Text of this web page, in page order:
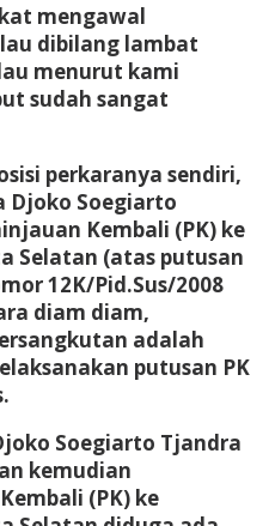
mengawal
dibilang lambat
menurut kami
sudah sangat
perkaranya sendiri,
Djoko Soegiarto
Kembali (PK) ke
Selatan (atas putusan
12K/Pid.Sus/2008
diam diam,
adalah
putusan PK
Soegiarto Tjandra
kemudian
(PK) ke